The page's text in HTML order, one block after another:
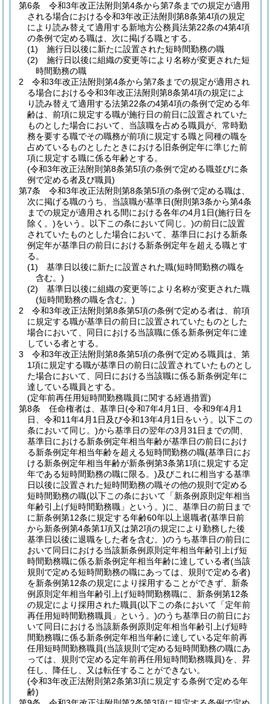
第6条
令和3年改正法附則第4条から第7条までの規定が適用
される場合における令和3年改正法附則第8条第4項の規定
により読み替えて適用する新地方公務員法第22条の4第4項
の条例で定める職は、次に掲げる職とする。
(1)
施行日以後に新たに設置された短時間勤務の職
(2)
施行日以後に組織の変更等により名称が変更された短
時間勤務の職
2
令和3年改正法附則第4条から第7条までの規定が適用され
る場合における令和3年改正法附則第8条第4項の規定によ
り読み替えて適用する法第22条の4第4項の条例で定める年
齢は、前項に規定する職が施行日の前日に設置されていた
ものとした場合において、当該職を占める職員が、常時勤
務を要する職でその職務が前項に規定する職と同種の職を
占めているものとしたときにおける旧条例定年に準じた前
項に規定する職に係る年齢とする。
(令和3年改正法附則第8条第5項の条例で定める職並びに条
例で定める者及び職員)
第7条
令和3年改正法附則第8条第5項の条例で定める職は、
次に掲げる職のうち、当該職が基準日(附則第3条から第4条
までの規定が適用される間における各年の4月1日(施行日を
除く。)をいう。以下この条において同じ。)の前日に設置
されていたものとした場合において、基準日における新条
例定年が基準日の前日における新条例定年を超える職とす
る。
(1)
基準日以後に新たに設置された職(短時間勤務の職を
含む。)
(2)
基準日以後に組織の変更等により名称が変更された職
(短時間勤務の職を含む。)
2
令和3年改正法附則第8条第5項の条例で定める者は、前項
に規定する職が基準日の前日に設置されていたものとした
場合において、同日における当該職に係る新条例定年に達
している者とする。
3
令和3年改正法附則第8条第5項の条例で定める職員は、第
1項に規定する職が基準日の前日に設置されていたものとし
た場合において、同日における当該職に係る新条例定年に
達している職員とする。
(定年前再任用短時間勤務職員に関する経過措置)
第8条
任命権者は、基準日(令和7年4月1日、令和9年4月1
日、令和11年4月1日及び令和13年4月1日をいう。以下この
条において同じ。)から基準日の翌年の3月31日までの間、
基準日における新条例定年相当年齢が基準日の前日におけ
る新条例定年相当年齢を超える短時間勤務の職(基準日にお
ける新条例定年相当年齢が新条例第3条第1項に規定する定
年である短時間勤務の職に限る。)及びこれに相当する基準
日以後に設置された短時間勤務の職その他の規則で定める
短時間勤務の職(以下この条において「新条例原則定年相当
年齢引上げ短時間勤務職」という。)に、基準日の前日まで
に新条例第12条に規定する年齢60年以上退職者(基準日前
から新条例第4条第1項又は第2項の規定により勤務した後
基準日以後に退職をした者を含む。)のうち基準日の前日に
おいて同日における当該新条例原則定年相当年齢引上げ短
時間勤務職に係る新条例定年相当年齢に達している者(当該
規則で定める短時間勤務の職にあっては、規則で定める者)
を新条例第12条の規定により採用することができず、新条
例原則定年相当年齢引上げ短時間勤務職に、新条例第12条
の規定により採用された職員(以下この条において「定年前
再任用短時間勤務職員」という。)のうち基準日の前日にお
いて同日における当該新条例原則定年相当年齢引上げ短時
間勤務職に係る新条例定年相当年齢に達している定年前再
任用短時間勤務職員(当該規則で定める短時間勤務の職にあ
っては、規則で定める定年前再任用短時間勤務職員)を、昇
任し、降任し、又は転任することができない。
(令和3年改正法附則第2条第3項に規定する条例で定める年
齢)